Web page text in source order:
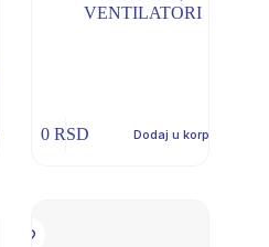
VENTILATORI
0RSD Dodaj u korpu